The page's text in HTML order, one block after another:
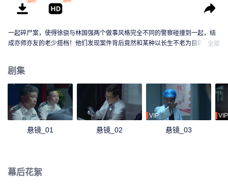
一起碎尸案，使得徐骁与林国强两个做事风格完全不同的警察碰撞到一起，结
成亦师亦友的老少搭档！他们发现案件背后竟然和某种以长生不老为目的的古
全部
剧集
悬镜_01 悬镜_02
VIP
悬镜_03
VIP
幕后花絮